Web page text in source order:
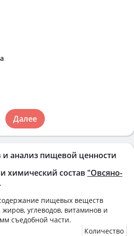
и анализ пищевой ценности
химический состав "Овсяно-
.
пищевых веществ
жиров, углеводов, витаминов и
съедобной части.
Количество
Далее